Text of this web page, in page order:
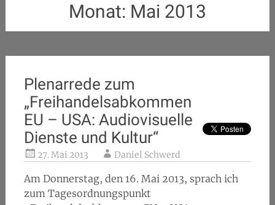
Monat: Mai 2013
Plenarrede zum
„Freihandelsabkommen
EU – USA: Audiovisuelle
Dienste und Kultur“
27. Mai 2013 Daniel Schwerd
Am Donnerstag, den 16. Mai 2013, sprach ich
zum Tagesordnungspunkt